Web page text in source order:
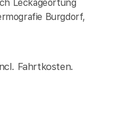
Leckageortung
Burgdorf,
Fahrtkosten.